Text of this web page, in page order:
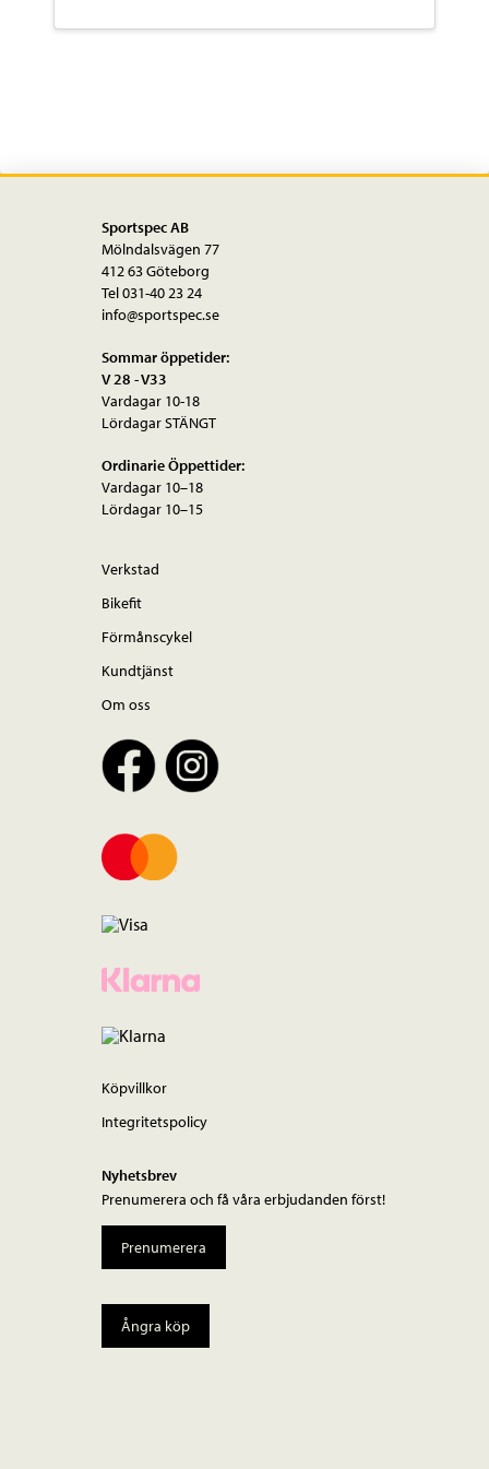
Sportspec AB
Mölndalsvägen 77
412 63 Göteborg
Tel 031-40 23 24
info@sportspec.se
Sommar öppetider:
V 28 - V33
Vardagar 10-18
Lördagar STÄNGT
Ordinarie Öppettider:
Vardagar 10–18
Lördagar 10–15
Verkstad
Bikefit
Förmånscykel
Kundtjänst
Om oss
Köpvillkor
Integritetspolicy
Nyhetsbrev
Prenumerera och få våra erbjudanden först!
Prenumerera
Ångra köp